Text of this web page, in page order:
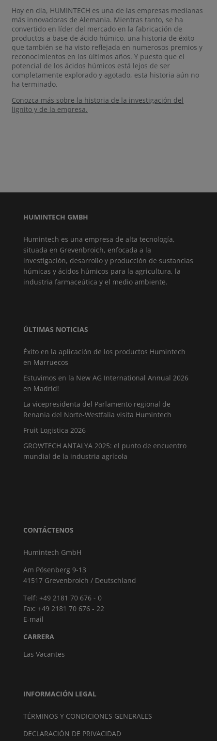
Hoy en día, HUMINTECH es una de las empresas medianas
más innovadoras de Alemania. Mientras tanto, se ha
convertido en líder del mercado en la fabricación de
productos a base de ácido húmico, una historia de éxito
que también se ha visto reflejada en numerosos premios y
reconocimientos en los últimos años. Y puesto que el
potencial de los ácidos húmicos está lejos de ser
completamente explorado y agotado, esta historia aún no
ha terminado.
Conozca más sobre la historia de la investigación del
lignito y de la empresa.
HUMINTECH GMBH
Humintech es una empresa de alta tecnología,
situada en Grevenbroich, enfocada a la
investigación, desarrollo y producción de sustancias
húmicas y ácidos húmicos para la agricultura, la
industria farmaceútica y el medio ambiente.
ÚLTIMAS NOTICIAS
Éxito en la aplicación de los productos Humintech
en Marruecos
Estuvimos en la New AG International Annual 2026
en Madrid!
La vicepresidenta del Parlamento regional de
Renania del Norte-Westfalia visita Humintech
Fruit Logistica 2026
GROWTECH ANTALYA 2025: el punto de encuentro
mundial de la industria agrícola
CONTÁCTENOS
Humintech GmbH
Am Pösenberg 9-13
41517 Grevenbroich / Deutschland
Telf: +49 2181 70 676 - 0
Fax: +49 2181 70 676 - 22
E-mail
CARRERA
Las Vacantes
INFORMACIÓN LEGAL
TÉRMINOS Y CONDICIONES GENERALES
DECLARACIÓN DE PRIVACIDAD